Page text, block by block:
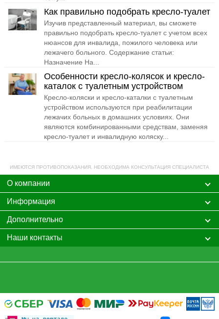
Как правильно подобрать кресло-туалет
Изучив представленный материал, вы сможете
правильно подобрать кресло-туалет с учетом всех
нюансов для инвалида, пожилого человека или
лежачего больного. Содержание статьи:
Назначение На...
Особенности кресло-колясок и кресло-
каталок с туалетным устройством
Кресло-коляски и кресло-каталки с туалетным
устройством используются при реабилитации
лежачих больных в домашних условиях. Они
являются комбинированными средствам, заменяя
кресло-туалет и инвалидную коляску...
ИМЕЮТСЯ ПРОТИВОПОКАЗАНИЯ. НЕОБХОДИМА КОНСУЛЬТАЦИЯ СПЕЦИАЛИСТА
О компании
Информация
Дополнительно
Наши контакты